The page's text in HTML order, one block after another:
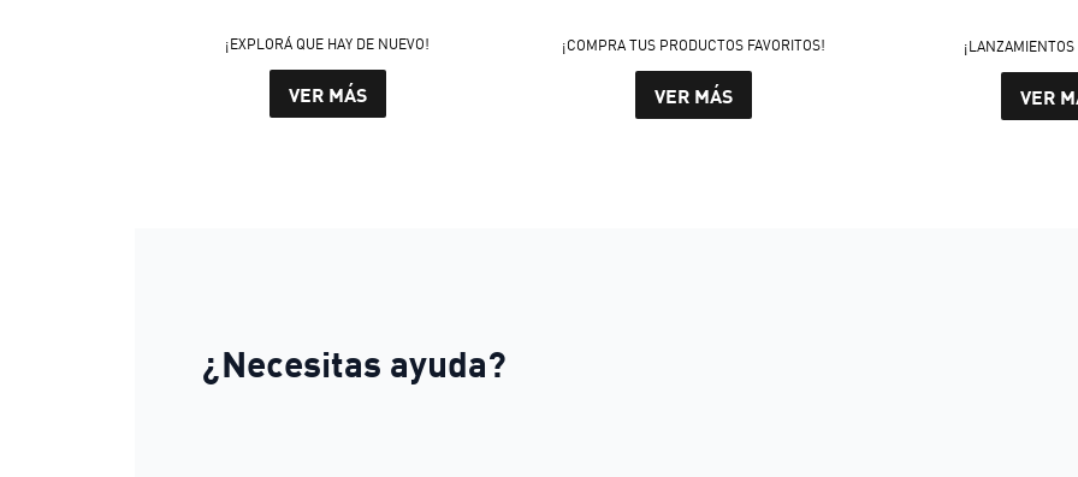
¡EXPLORÁ QUE HAY DE NUEVO!
VER MÁS
¡COMPRA TUS PRODUCTOS FAVORITOS!
VER MÁS VER
¿Necesitas ayuda?